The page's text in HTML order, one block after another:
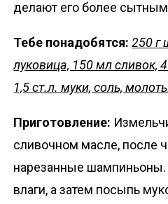
делают его более
Тебе понадобятся:250 г
луковица, 150 мл сливок,
1,5 ст.л. муки, соль,
Приготовление:
сливочном масле, после
нарезанные
влаги, а затем посыпь